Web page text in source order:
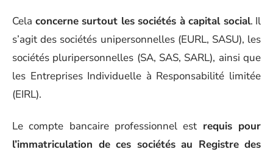
Cela concerne surtout les sociétés à capital social. Il
s’agit des sociétés unipersonnelles (EURL, SASU), les
sociétés pluripersonnelles (SA, SAS, SARL), ainsi que
les Entreprises Individuelle à Responsabilité limitée
(EIRL).
Le compte bancaire professionnel est requis pour
l’immatriculation de ces sociétés au Registre des